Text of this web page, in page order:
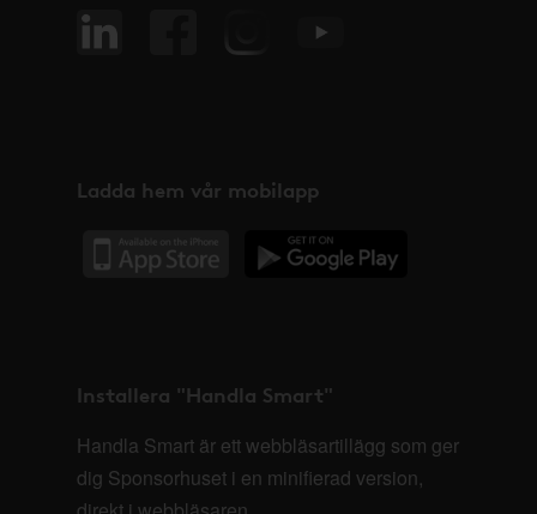
Ladda hem vår mobilapp
Installera "Handla Smart"
Handla Smart är ett webbläsartillägg som ger
dig Sponsorhuset i en minifierad version,